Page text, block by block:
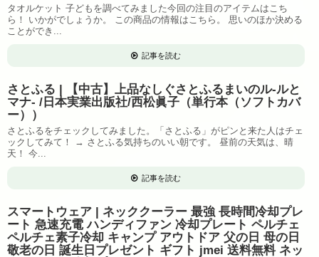
タオルケット 子どもを調べてみました今回の注目のアイテムはこち
ら！ いかがでしょうか。 この商品の情報はこちら。 思いのほか決める
ことができ...
記事を読む
さとふる | 【中古】上品なしぐさとふるまいのル-ルと
マナ- /日本実業出版社/西松眞子（単行本（ソフトカバ
ー））
さとふるをチェックしてみました。「さとふる」がピンと来た人はチェ
ックしてみて！ → さとふる気持ちのいい朝です。 昼前の天気は、晴
天！ 今...
記事を読む
スマートウェア | ネッククーラー 最強 長時間冷却プレ
ート 急速充電 ハンディファン 冷却プレート ペルチェ
ペルチェ素子冷却 キャンプ アウトドア 父の日 母の日
敬老の日 誕生日プレゼント ギフト jmei 送料無料 ネッ